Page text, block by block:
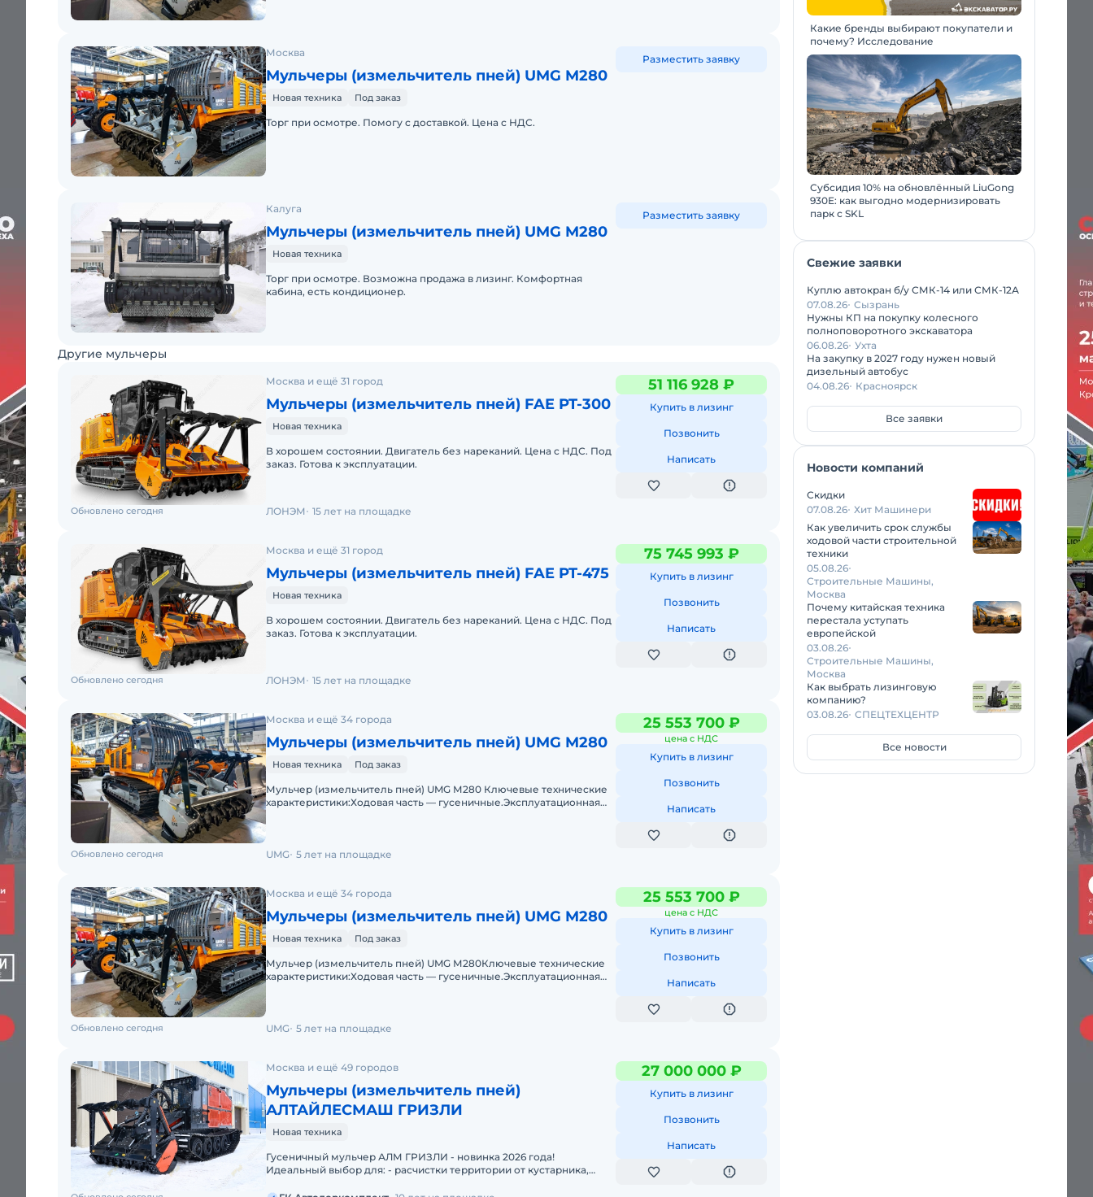
Москва
Мульчеры (измельчитель пней) UMG M280
Новая техника Под заказ
Торг при осмотре. Помогу с доставкой. Цена с НДС.
Разместить заявку
Калуга
Мульчеры (измельчитель пней) UMG M280
Новая техника
Торг при осмотре. Возможна продажа в лизинг. Комфортная
кабина, есть кондиционер.
Разместить заявку
Другие мульчеры
Москва и ещё 31 город
Мульчеры (измельчитель пней) FAE PT-300
Новая техника
В хорошем состоянии. Двигатель без нареканий. Цена с НДС. Под
заказ. Готова к эксплуатации.
51 116 928 ₽
Купить в лизинг
Позвонить
Написать
Обновлено сегодня ЛОНЭМ 15 лет на площадке
Москва и ещё 31 город
Мульчеры (измельчитель пней) FAE PT-475
Новая техника
В хорошем состоянии. Двигатель без нареканий. Цена с НДС. Под
заказ. Готова к эксплуатации.
75 745 993 ₽
Купить в лизинг
Позвонить
Написать
Обновлено сегодня ЛОНЭМ 15 лет на площадке
Москва и ещё 34 города
Мульчеры (измельчитель пней) UMG M280
Новая техника Под заказ
Мульчер (измельчитель пней) UMG М280 Ключевые технические
характеристики:Ходовая часть — гусеничные.Эксплуатационная
25 553 700 ₽
цена с НДС
Купить в лизинг
Позвонить
Написать
Обновлено сегодня UMG 5 лет на площадке
Москва и ещё 34 города
Мульчеры (измельчитель пней) UMG M280
Новая техника Под заказ
Мульчер (измельчитель пней) UMG М280Ключевые технические
характеристики:Ходовая часть — гусеничные.Эксплуатационная
25 553 700 ₽
цена с НДС
Купить в лизинг
Позвонить
Написать
Обновлено сегодня UMG 5 лет на площадке
Москва и ещё 49 городов
Мульчеры (измельчитель пней)
АЛТАЙЛЕСМАШ ГРИЗЛИ
Новая техника
Гусеничный мульчер АЛМ ГРИЗЛИ - новинка 2026 года!
Идеальный выбор для: - расчистки территории от кустарника,
27 000 000 ₽
Купить в лизинг
Позвонить
Написать
Какие бренды выбирают покупатели и
почему? Исследование
Субсидия 10% на обновлённый LiuGong
930E: как выгодно модернизировать
парк с SKL
Свежие заявки
Куплю автокран б/у СМК-14 или СМК-12А
07.08.26 Сызрань
Нужны КП на покупку колесного
полноповоротного экскаватора
06.08.26 Ухта
На закупку в 2027 году нужен новый
дизельный автобус
04.08.26 Красноярск
Все заявки
Новости компаний
Скидки
07.08.26 Хит Машинери
Как увеличить срок службы
ходовой части строительной
техники
05.08.26
Строительные Машины,
Москва
Почему китайская техника
перестала уступать
европейской
03.08.26
Строительные Машины,
Москва
Как выбрать лизинговую
компанию?
03.08.26 СПЕЦТЕХЦЕНТР
Все новости